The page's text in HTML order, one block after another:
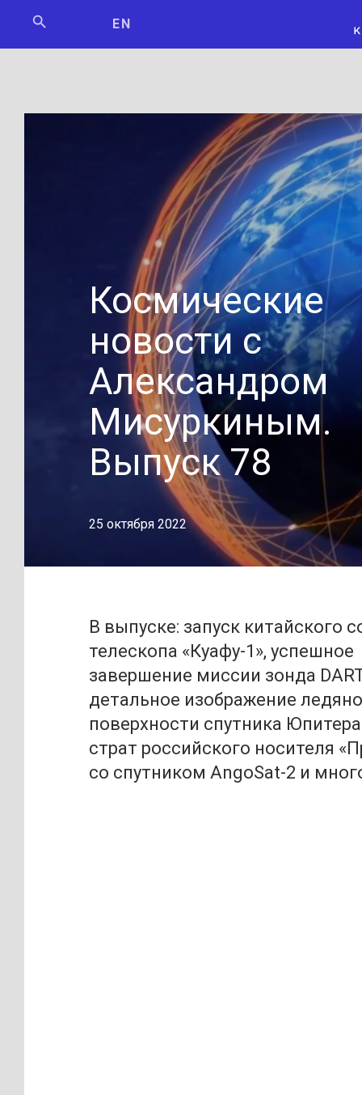
EN
Космические
новости с
Александром
Мисуркиным.
Выпуск 78
25 октября 2022
В выпуске: запуск китайского
телескопа «Куафу-1», успешное
завершение миссии зонда
детальное изображение
поверхности спутника
страт российского носителя
со спутником AngoSat-2 и